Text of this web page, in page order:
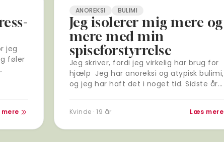
jeg
føler
ANOREKSI BULIMI
Jeg isolerer mig mere og
mere med min
spiseforstyrrelse
Jeg skriver, fordi jeg virkelig har brug for
hjælp Jeg har anoreksi og atypisk bulimi,
og jeg har haft det i noget tid. Sidste år
Kvinde · 19 år Læs mere